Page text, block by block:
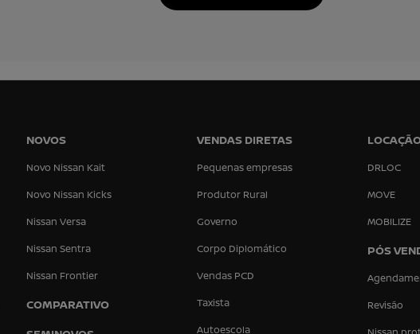
NOVOS
Novo Nissan Kait
Novo Nissan Kicks
Nissan Versa
Nissan Sentra
Nissan Frontier
COMPARATIVO
VENDAS DIRETAS
Pequenas empresas
Produtor Rural
Governo
Corpo Diplomático
Vendas PCD
Taxista
Autoescola
DRLOC
MOVE
MOBILIZE
PÓS
Revisão